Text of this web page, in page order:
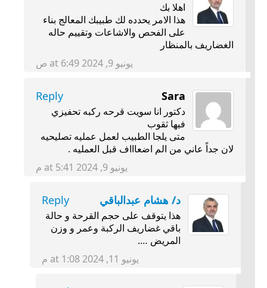
اهلا بك
هذا الامر يحدده لك طبيبك المعالج بناء
على الفحص والاشاعات وتقييم حاله
الغضاريف بالمنظار
يونيو 9, 2024 at 6:49 ص
Sara
Reply
دكتور انا سويت قرحه ركبه تحفيزي
فيها ثقوب
متى يلجا الطبيب لعمل عمليه تصليحيه
لان جداً عاني من الم اضعاااف قبل العمليه .
يونيو 9, 2024 at 5:41 م
د/ هشام عبدالباقي Reply
هذا يتوقف على حجم القرحة و حالة
باقي غضاريف الركبة وعمر و وزن
المريض ….
يونيو 11, 2024 at 1:08 م